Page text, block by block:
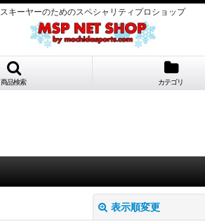
スキーヤーのためのスペシャリティプロショップ
商品検索 カテゴリ
表示順変更